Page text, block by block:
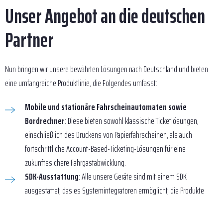
Unser Angebot an die deutschen
Partner
Nun bringen wir unsere bewährten Lösungen nach Deutschland und bieten
eine umfangreiche Produktlinie, die Folgendes umfasst:
Mobile und stationäre Fahrscheinautomaten sowie
Bordrechner: Diese bieten sowohl klassische Ticketlösungen,
einschließlich des Druckens von Papierfahrscheinen, als auch
fortschrittliche Account-Based-Ticketing-Lösungen für eine
zukunftssichere Fahrgastabwicklung.
SDK-Ausstattung: Alle unsere Geräte sind mit einem SDK
ausgestattet, das es Systemintegratoren ermöglicht, die Produkte